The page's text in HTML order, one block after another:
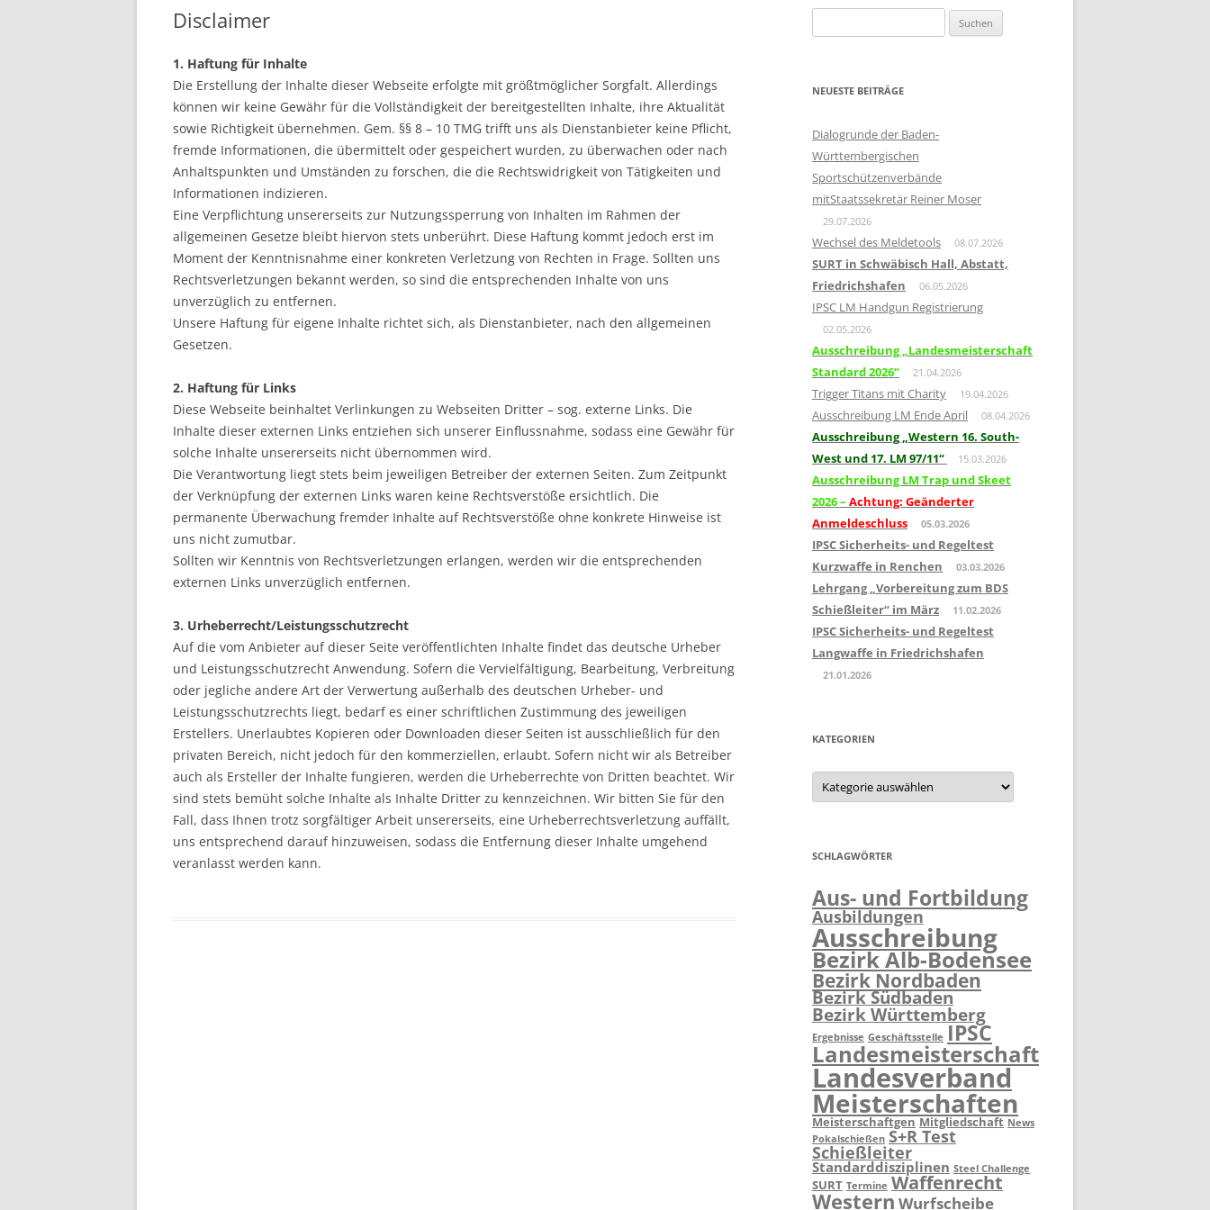
DATENSCHUTZORDNUNG
LANDESDELEGIERTENTAG
WEGBESCHREIBUNGEN SGI BACKNANG
BESIGHEIM
SERSHEIM
IMPRESSUM
DATENSCHUTZERKLÄRUNG
DISCLAIMER
UND MUNITION
WAFFENSACHKUNDE
Disclaimer
1. Haftung für Inhalte
Die Erstellung der Inhalte dieser Webseite erfolgte mit größtmöglicher Sorgfalt. Allerdings
können wir keine Gewähr für die Vollständigkeit der bereitgestellten Inhalte, ihre Aktualität
sowie Richtigkeit übernehmen. Gem. §§ 8 – 10 TMG trifft uns als Dienstanbieter keine Pflicht,
fremde Informationen, die übermittelt oder gespeichert wurden, zu überwachen oder nach
Anhaltspunkten und Umständen zu forschen, die die Rechtswidrigkeit von Tätigkeiten und
Informationen indizieren.
Eine Verpflichtung unsererseits zur Nutzungssperrung von Inhalten im Rahmen der
allgemeinen Gesetze bleibt hiervon stets unberührt. Diese Haftung kommt jedoch erst im
Moment der Kenntnisnahme einer konkreten Verletzung von Rechten in Frage. Sollten uns
Rechtsverletzungen bekannt werden, so sind die entsprechenden Inhalte von uns
unverzüglich zu entfernen.
Unsere Haftung für eigene Inhalte richtet sich, als Dienstanbieter, nach den allgemeinen
Gesetzen.
2. Haftung für Links
Diese Webseite beinhaltet Verlinkungen zu Webseiten Dritter – sog. externe Links. Die
Inhalte dieser externen Links entziehen sich unserer Einflussnahme, sodass eine Gewähr für
solche Inhalte unsererseits nicht übernommen wird.
Die Verantwortung liegt stets beim jeweiligen Betreiber der externen Seiten. Zum Zeitpunkt
der Verknüpfung der externen Links waren keine Rechtsverstöße ersichtlich. Die
permanente Überwachung fremder Inhalte auf Rechtsverstöße ohne konkrete Hinweise ist
uns nicht zumutbar.
Sollten wir Kenntnis von Rechtsverletzungen erlangen, werden wir die entsprechenden
externen Links unverzüglich entfernen.
3. Urheberrecht/Leistungsschutzrecht
Auf die vom Anbieter auf dieser Seite veröffentlichten Inhalte findet das deutsche Urheber
und Leistungsschutzrecht Anwendung. Sofern die Vervielfältigung, Bearbeitung, Verbreitung
oder jegliche andere Art der Verwertung außerhalb des deutschen Urheber- und
Leistungsschutzrechts liegt, bedarf es einer schriftlichen Zustimmung des jeweiligen
Erstellers. Unerlaubtes Kopieren oder Downloaden dieser Seiten ist ausschließlich für den
privaten Bereich, nicht jedoch für den kommerziellen, erlaubt. Sofern nicht wir als Betreiber
auch als Ersteller der Inhalte fungieren, werden die Urheberrechte von Dritten beachtet. Wir
sind stets bemüht solche Inhalte als Inhalte Dritter zu kennzeichnen. Wir bitten Sie für den
Fall, dass Ihnen trotz sorgfältiger Arbeit unsererseits, eine Urheberrechtsverletzung auffällt,
uns entsprechend darauf hinzuweisen, sodass die Entfernung dieser Inhalte umgehend
veranlasst werden kann.
nach:
NEUESTE BEITRÄGE
Dialogrunde der Baden-
Württembergischen
Sportschützenverbände
mitStaatssekretär Reiner Moser
29.07.2026
Wechsel des Meldetools 08.07.2026
SURT in Schwäbisch Hall, Abstatt,
Friedrichshafen
06.05.2026
IPSC LM Handgun Registrierung
02.05.2026
Ausschreibung „Landesmeisterschaft
Standard 2026“
21.04.2026
Trigger Titans mit Charity 19.04.2026
Ausschreibung LM Ende April 08.04.2026
Ausschreibung „Western 16. South-
West und 17. LM 97/11“
15.03.2026
Ausschreibung LM Trap und Skeet
2026 – Achtung: Geänderter
Anmeldeschluss
05.03.2026
IPSC Sicherheits- und Regeltest
Kurzwaffe in Renchen
03.03.2026
Lehrgang „Vorbereitung zum BDS
Schießleiter“ im März
11.02.2026
IPSC Sicherheits- und Regeltest
Langwaffe in Friedrichshafen
21.01.2026
KATEGORIEN
Kategorien
SCHLAGWÖRTER
Aus- und Fortbildung
Ausbildungen
Ausschreibung
Bezirk Alb-Bodensee
Bezirk Nordbaden
Bezirk Südbaden
Bezirk Württemberg
Ergebnisse Geschäftsstelle IPSC
Landesmeisterschaft
Landesverband
Meisterschaften
Meisterschaftgen Mitgliedschaft News
Pokalschießen S+R Test
Schießleiter
Standarddisziplinen Steel Challenge
SURT Termine Waffenrecht
Western Wurfscheibe